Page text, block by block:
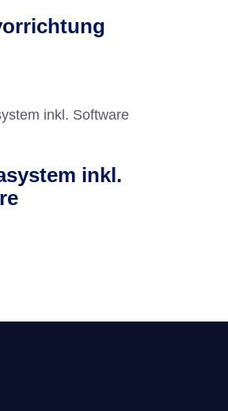
Produktinkl.